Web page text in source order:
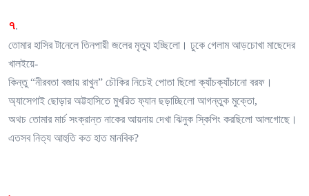
৭.
তোমার হাসির টানেলে তিনপায়ী জলের মৃত্যু হচ্ছিলো। ঢুকে গেলাম আড়চোখা মাছেদের
খালইয়ে-
কিন্তু “নীরবতা বজায় রাখুন” চৌকির নিচেই পোতা ছিলো ক্যাঁচক্যাঁচানো বরফ।
অ্যাসেগাই ছোড়ার অট্টহাসিতে মুখরিত ফ্যান ছড়াচ্ছিলো আগন্তুক মুক্তো,
অথচ তোমার মার্চ সংক্রান্ত নাকের আয়নায় দেখা ঝিনুক স্কিপিং করছিলো আলগোছে।
এতসব নিত্য আহুতি কত হাত মানবিক?